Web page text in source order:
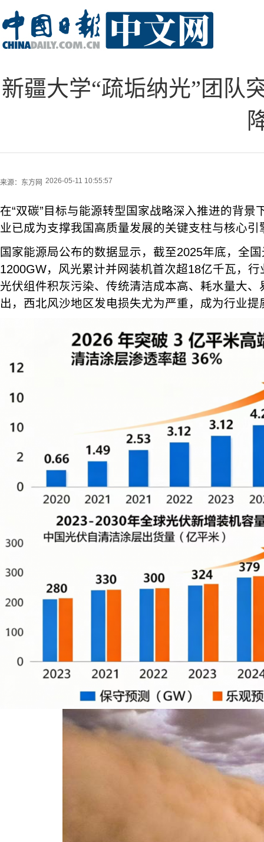
新疆大学“疏垢纳光”团队
来源： 东方网 2026-05-11 10:55:57
在“双碳”目标与能源转型国家战略深入推进的背景
业已成为支撑我国高质量发展的关键支柱与核心引
国家能源局公布的数据显示，截至2025年底，全
1200GW，风光累计并网装机首次超18亿千瓦，
光伏组件积灰污染、传统清洁成本高、耗水量大
出，西北风沙地区发电损失尤为严重，成为行业